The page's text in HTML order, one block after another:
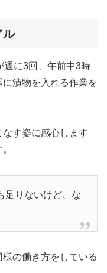
ル
週に3回、午前中3時
漬物を入れる作業を
す姿に感心します
足りないけど、な
の働き方をしている